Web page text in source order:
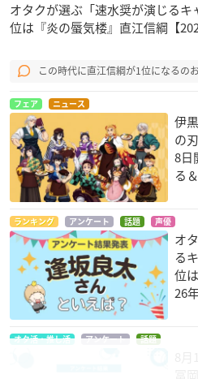
オタクが選ぶ「速水奨が演じる
位は『炎の蜃気楼』直江信綱【
この時代に直江信綱が1位になるの
フェア ニュース
伊
の
8日
る
ランキング アンケート 話題 声優
オ
る
位
26
オタ活・推し活 アンケート 話題